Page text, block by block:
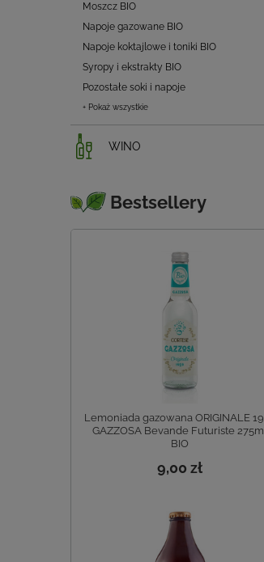
Moszcz BIO
Napoje gazowane BIO
Napoje koktajlowe i toniki BIO
Syropy i ekstrakty BIO
Pozostałe soki i napoje
+ Pokaż wszystkie
WINO
Bestsellery
Lemoniada gazowana ORIGINALE
GAZZOSA Bevande Futuriste
BIO
9,00 zł